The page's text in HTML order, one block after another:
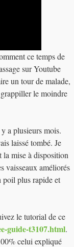
ce temps de
sur Youtube
un tour de malade,
le moindre
a plusieurs mois.
laissé tombé. Je
la mise à disposition
vaisseaux améliorés
poil plus rapide et
le tutorial de ce
guide-t3107.html.
celui expliqué